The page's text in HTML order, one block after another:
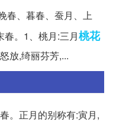
春、暮春、蚕月、上
。1、桃月:三月桃花
放,绮丽芬芳,...
。正月的别称有:寅月,